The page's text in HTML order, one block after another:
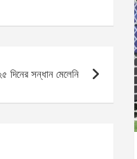
দিনের সন্ধান মেলেনি